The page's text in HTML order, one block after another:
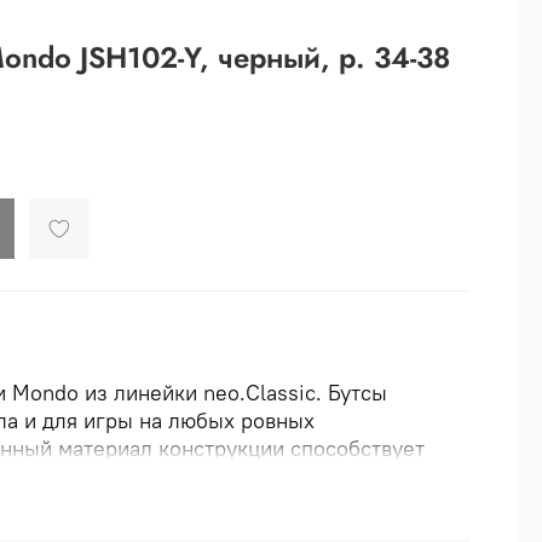
JSH102-Y, черный, р. 34-38
из линейки neo.Classic. Бутсы
и для игры на любых ровных
материал конструкции способствует
бутс. Анатомическая колодка
положения стопы. Носочная часть усилена